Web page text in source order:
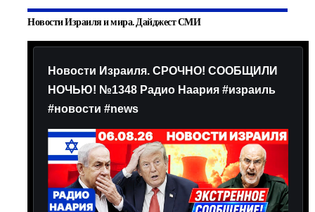
Новости Израиля и мира. Дайджест СМИ